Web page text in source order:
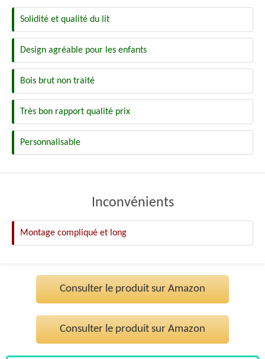
Solidité et qualité du lit
Design agréable pour les enfants
Bois brut non traité
Très bon rapport qualité prix
Personnalisable
Inconvénients
Montage compliqué et long
Consulter le produit sur Amazon
Consulter le produit sur Amazon